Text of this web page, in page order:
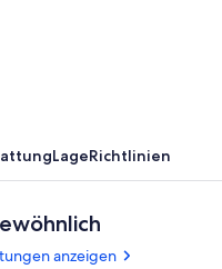
LageRichtlinien
anzeigen